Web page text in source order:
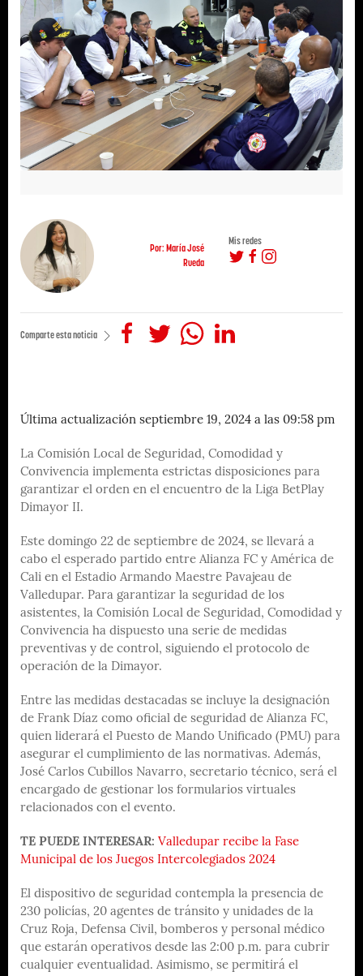
Por: María José
Rueda
Mis redes
Comparte esta noticia
Última actualización septiembre 19, 2024 a las 09:58 pm
La Comisión Local de Seguridad, Comodidad y
Convivencia implementa estrictas disposiciones para
garantizar el orden en el encuentro de la Liga BetPlay
Dimayor II.
Este domingo 22 de septiembre de 2024, se llevará a
cabo el esperado partido entre Alianza FC y América de
Cali en el Estadio Armando Maestre Pavajeau de
Valledupar. Para garantizar la seguridad de los
asistentes, la Comisión Local de Seguridad, Comodidad y
Convivencia ha dispuesto una serie de medidas
preventivas y de control, siguiendo el protocolo de
operación de la Dimayor.
Entre las medidas destacadas se incluye la designación
de Frank Díaz como oficial de seguridad de Alianza FC,
quien liderará el Puesto de Mando Unificado (PMU) para
asegurar el cumplimiento de las normativas. Además,
José Carlos Cubillos Navarro, secretario técnico, será el
encargado de gestionar los formularios virtuales
relacionados con el evento.
TE PUEDE INTERESAR: Valledupar recibe la Fase
Municipal de los Juegos Intercolegiados 2024
El dispositivo de seguridad contempla la presencia de
230 policías, 20 agentes de tránsito y unidades de la
Cruz Roja, Defensa Civil, bomberos y personal médico
que estarán operativos desde las 2:00 p.m. para cubrir
cualquier eventualidad. Asimismo, se permitirá el